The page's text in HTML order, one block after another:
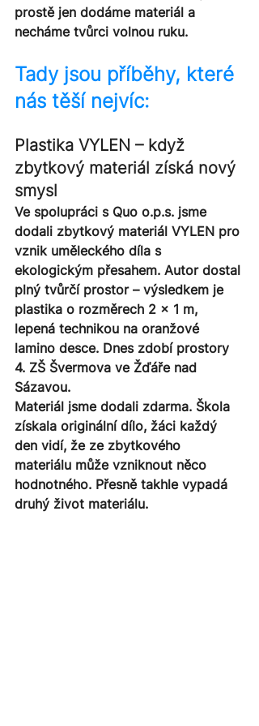
prostě jen dodáme materiál a
necháme tvůrci volnou ruku.
Tady jsou příběhy, které
nás těší nejvíc:
Plastika VYLEN – když
zbytkový materiál získá nový
smysl
Ve spolupráci s Quo o.p.s. jsme
dodali zbytkový materiál VYLEN pro
vznik uměleckého díla s
ekologickým přesahem. Autor dostal
plný tvůrčí prostor – výsledkem je
plastika o rozměrech 2 × 1 m,
lepená technikou na oranžové
lamino desce. Dnes zdobí prostory
4. ZŠ Švermova ve Žďáře nad
Sázavou.
Materiál jsme dodali zdarma. Škola
získala originální dílo, žáci každý
den vidí, že ze zbytkového
materiálu může vzniknout něco
hodnotného. Přesně takhle vypadá
druhý život materiálu.